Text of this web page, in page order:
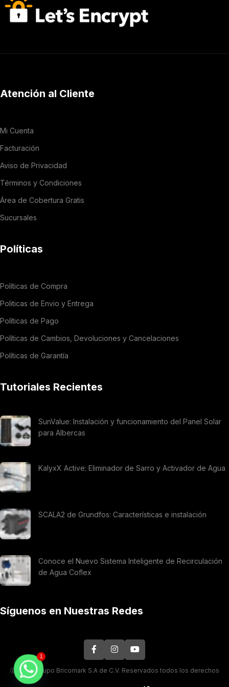
Atención al Cliente
Mi Cuenta
Facturación
Aviso de Privacidad
Términos y Condiciones
Área de Cobertura Gratis
Sucursales
Políticas
Políticas de Compra
Politicas de Envio y Entrega
Políticas de Pago
Políticas de Cambios, Devoluciones y Cancelaciones
Políticas de Garantía
Tutoriales Recientes
SunValue: Instalación y funcionamiento del Panel Solar
para Albercas
KalyxX Active: Eliminador de Sarro y Activador de Agua
SCALA2 de Grundfos: Características e instalación
Conoce el Nuevo Sistema Inteligente de Recirculación
de Agua Coflex
Síguenos en Nuestras Redes
Ⓒ 2026. Grupo Bricomark S.A de C.V. Reservados todos los derechos
1